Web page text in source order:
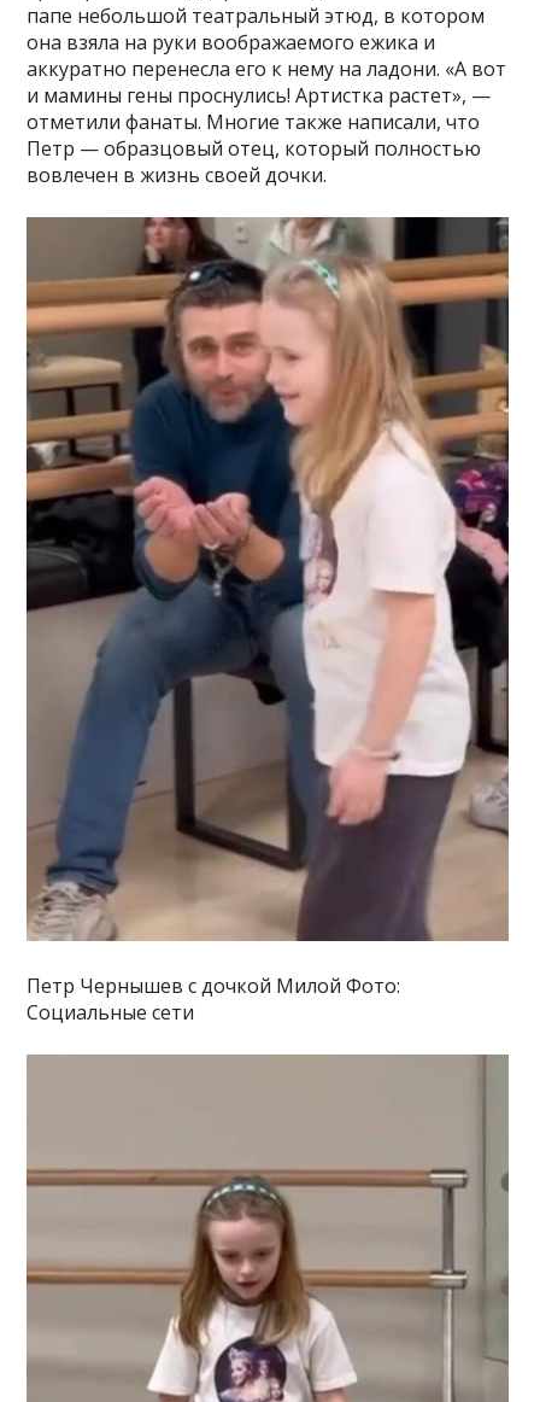
папе небольшой театральный этюд, в котором
она взяла на руки воображаемого ежика и
аккуратно перенесла его к нему на ладони. «А вот
и мамины гены проснулись! Артистка растет», —
отметили фанаты. Многие также написали, что
Петр — образцовый отец, который полностью
вовлечен в жизнь своей дочки.
Петр Чернышев с дочкой Милой Фото:
Социальные сети